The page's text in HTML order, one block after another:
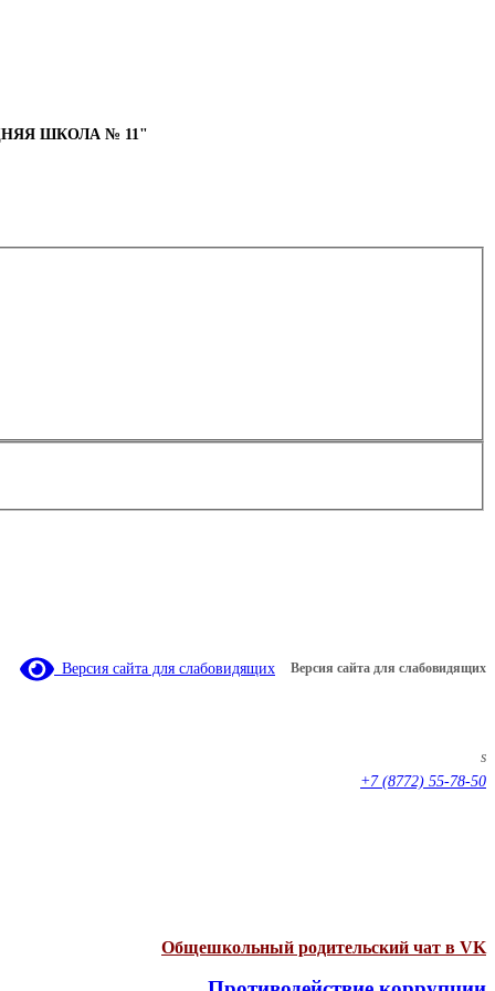
ШКОЛА № 11"
Версия сайта для слабовидящих Версия сайта для слабовидящих
s
+7 (8772) 55-78-50
Общешкольный родительский чат в VK